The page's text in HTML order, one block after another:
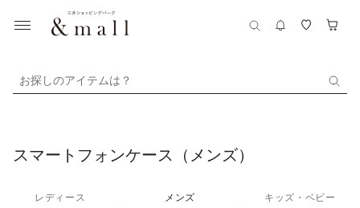
お探しのアイテムは？
スマートフォンケース（メンズ）
レディース メンズ キッズ・ベビー